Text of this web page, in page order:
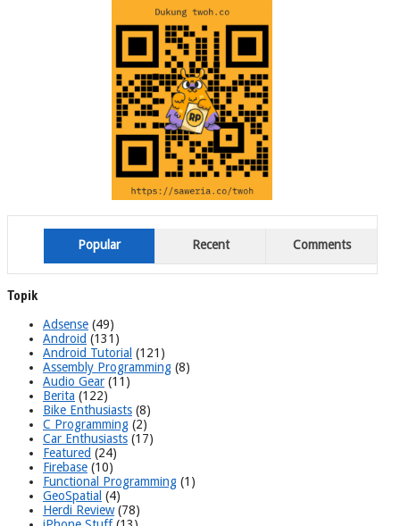
Popular Recent Comments
Topik
Adsense (49)
Android (131)
Android Tutorial (121)
Assembly Programming (8)
Audio Gear (11)
Berita (122)
Bike Enthusiasts (8)
C Programming (2)
Car Enthusiasts (17)
Featured (24)
Firebase (10)
Functional Programming (1)
GeoSpatial (4)
Herdi Review(78)